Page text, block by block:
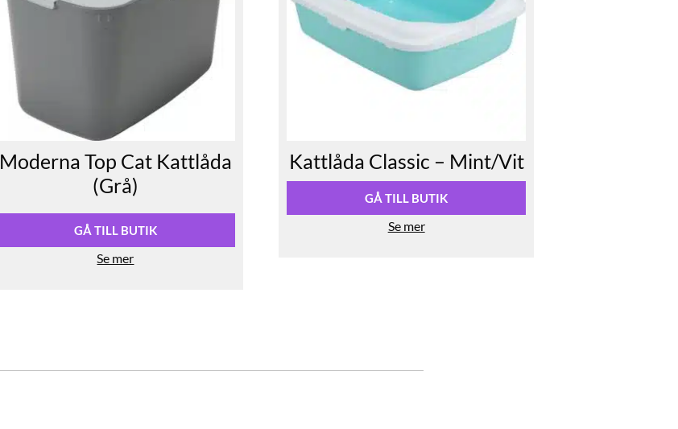
Moderna Top Cat Kattlåda
(Grå)
GÅ TILL BUTIK
Se mer
Kattlåda Classic – Mint/Vit
GÅ TILL BUTIK
Se mer